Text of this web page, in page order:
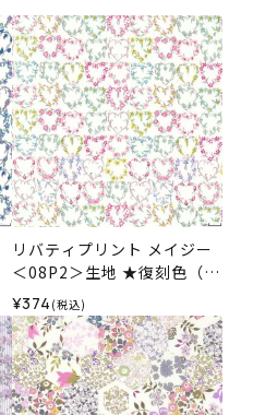
リバティプリント メイジー
＜08P2＞生地 ★復刻色（ホ
ビーラホビーレオリジナ
ル）2026ES
¥374 (税込)